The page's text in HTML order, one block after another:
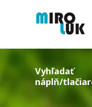
Vyhľadať
náplň/